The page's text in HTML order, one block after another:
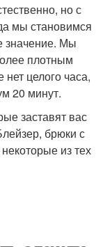
но с
мы становимся
значение. Мы
плотным
целого часа,
20 минут.
заставят вас
брюки с
из тех